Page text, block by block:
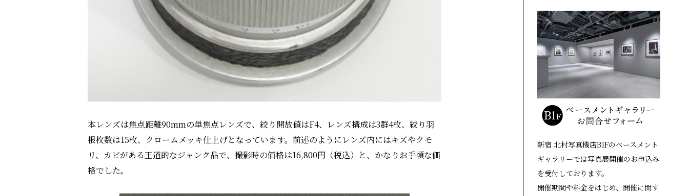
本レンズは焦点距離90mmの単焦点レンズで、絞り開放値はF4、レンズ構成は3群4枚、絞り羽
根枚数は15枚、クロームメッキ仕上げとなっています。前述のようにレンズ内にはキズやクモ
リ、カビがある王道的なジャンク品で、撮影時の価格は16,800円（税込）と、かなりお手頃な価
格でした。
新宿 北村写真機店B1Fのベースメント
ギャラリーでは写真展開催のお申込み
を受付しております。
開催期間や料金をはじめ、開催に関す